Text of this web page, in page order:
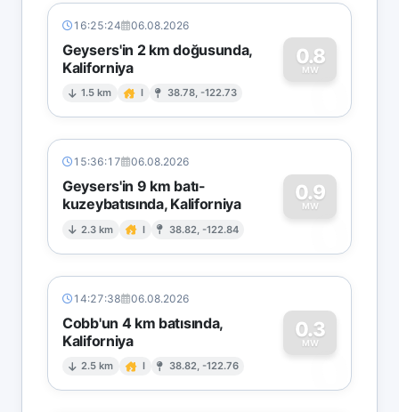
16:25:24 06.08.2026
Geysers'in 2 km doğusunda,
Kaliforniya
1.5 km I 38.78, -122.73
0.8
MW
0
15:36:17 06.08.2026
Geysers'in 9 km batı-
kuzeybatısında, Kaliforniya
2.3 km I 38.82, -122.84
0.9
MW
0
14:27:38 06.08.2026
Cobb'un 4 km batısında,
Kaliforniya
2.5 km I 38.82, -122.76
0.3
MW
0